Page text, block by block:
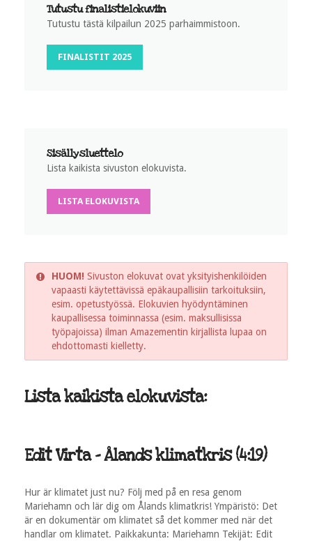
Tutustu finalistielokuviin
Tutustu tästä kilpailun 2025 parhaimmistoon.
FINALISTIT 2025
Sisällysluettelo
Lista kaikista sivuston elokuvista.
LISTA ELOKUVISTA
HUOM! Sivuston elokuvat ovat yksityishenkilöiden
vapaasti käytettävissä epäkaupallisiin tarkoituksiin,
esim. opetustyössä. Elokuvien hyödyntäminen
kaupallisessa toiminnassa (esim. maksullisissa
työpajoissa) ilman Amazementin kirjallista lupaa on
ehdottomasti kielletty.
Lista kaikista elokuvista:
Edit Virta - Ålands klimatkris (4:19)
Hur är klimatet just nu? Följ med på en resa genom
Mariehamn och lär dig om Ålands klimatkris! Ympäristö: Det
är en dokumentär om klimatet så det kommer med när det
handlar om klimatet. Paikkakunta: Mariehamn Tekijät: Edit